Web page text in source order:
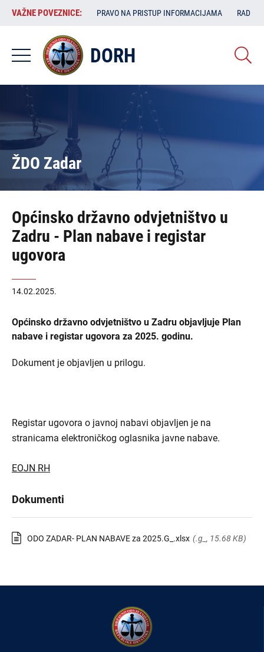
Skoči
sadržaj
VAŽNE
POVEZNICE:
VAŽNE POVEZNICE: PRAVO NA PRISTUP INFORMACIJAMA RAD
DORH
ŽDO Zadar
Općinsko državno odvjetništvo u
Zadru - Plan nabave i registar
ugovora
14.02.2025.
Općinsko državno odvjetništvo u Zadru objavljuje Plan
nabave i registar ugovora za 2025. godinu.
Dokument je objavljen u prilogu.
Registar ugovora o javnoj nabavi objavljen je na
stranicama elektroničkog oglasnika javne nabave.
EOJN RH
Dokumenti
ODO ZADAR- PLAN NABAVE za 2025.G_.xlsx (.g_, 15.68 KB)